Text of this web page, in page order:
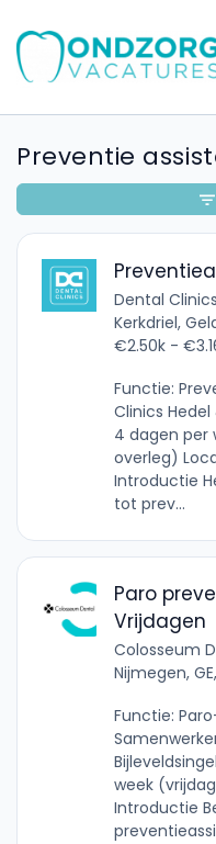
Preventie
Dental Clinics
Kerkdriel,
€2.50k -
Functie:
Clinics
4 dagen per
overleg)
Introductie
tot prev...
Paro
Vrijdagen
Colosseum
Nijmegen,
Functie:
week
Introductie